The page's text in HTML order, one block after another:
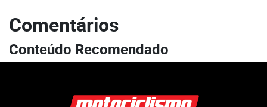
Comentários
Conteúdo Recomendado